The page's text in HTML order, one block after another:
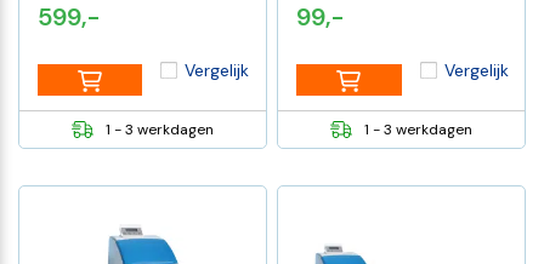
599,-
1 - 3 werkdagen
Vergelijk
99,-
1 - 3 werkdagen
Vergelijk